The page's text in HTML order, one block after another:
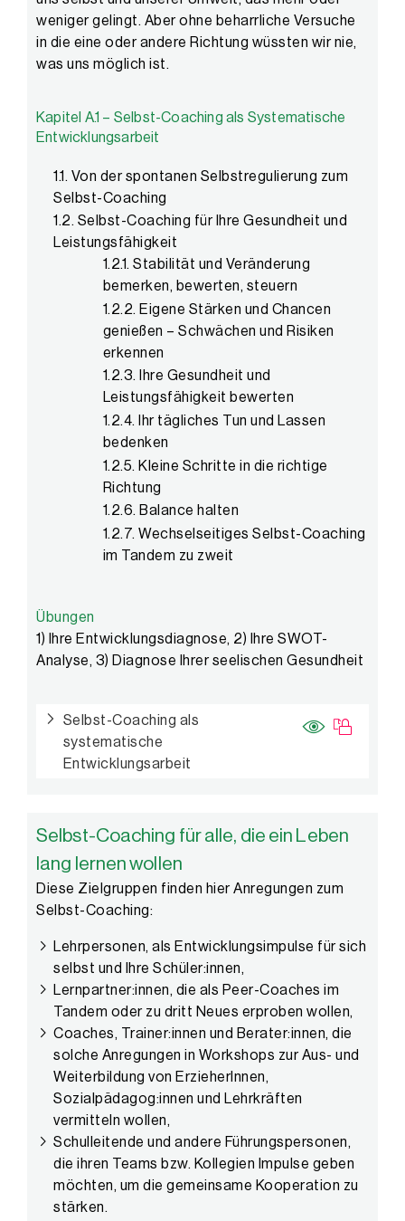
weniger gelingt. Aber ohne beharrliche Versuche
in die eine oder andere Richtung wüssten wir nie,
was uns möglich ist.
Kapitel A.1 – Selbst-Coaching als Systematische
Entwicklungsarbeit
1.1. Von der spontanen Selbstregulierung zum
Selbst-Coaching
1.2. Selbst-Coaching für Ihre Gesundheit und
Leistungsfähigkeit
1.2.1. Stabilität und Veränderung
bemerken, bewerten, steuern
1.2.2. Eigene Stärken und Chancen
genießen – Schwächen und Risiken
erkennen
1.2.3. Ihre Gesundheit und
Leistungsfähigkeit bewerten
1.2.4. Ihr tägliches Tun und Lassen
bedenken
1.2.5. Kleine Schritte in die richtige
Richtung
1.2.6. Balance halten
1.2.7. Wechselseitiges Selbst-Coaching
im Tandem zu zweit
Übungen
1) Ihre Entwicklungsdiagnose, 2) Ihre SWOT-
Analyse, 3) Diagnose Ihrer seelischen Gesundheit
Selbst-Coaching als
systematische
Entwicklungsarbeit
Selbst-Coaching für alle, die ein Leben
lang lernen wollen
Diese Zielgruppen finden hier Anregungen zum
Selbst-Coaching:
Lehrpersonen, als Entwicklungsimpulse für sich
selbst und Ihre Schüler:innen,
Lernpartner:innen, die als Peer-Coaches im
Tandem oder zu dritt Neues erproben wollen,
Coaches, Trainer:innen und Berater:innen, die
solche Anregungen in Workshops zur Aus- und
Weiterbildung von ErzieherInnen,
Sozialpädagog:innen und Lehrkräften
vermitteln wollen,
Schulleitende und andere Führungspersonen,
die ihren Teams bzw. Kollegien Impulse geben
möchten, um die gemeinsame Kooperation zu
stärken.